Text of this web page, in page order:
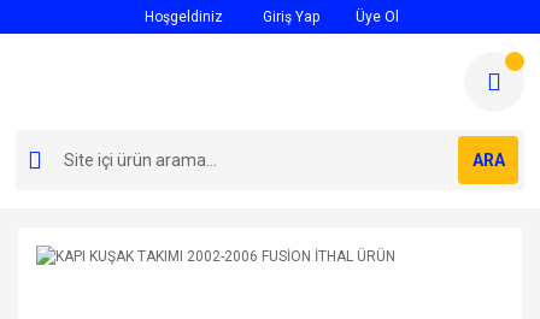
Hoşgeldiniz Giriş Yap Üye Ol
ARA